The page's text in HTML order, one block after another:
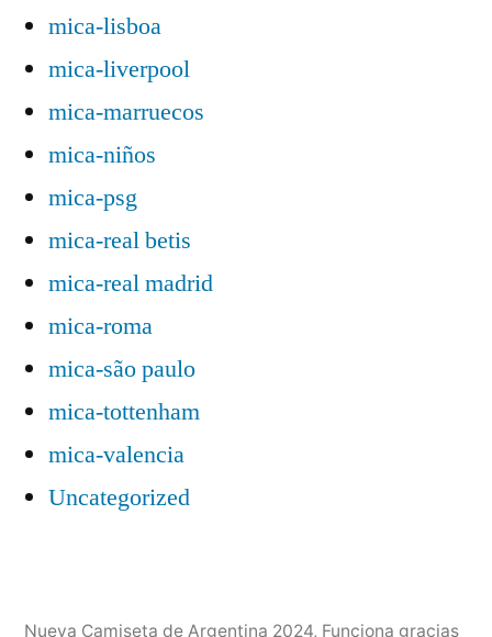
mica-lisboa
mica-liverpool
mica-marruecos
mica-niños
mica-psg
mica-real betis
mica-real madrid
mica-roma
mica-são paulo
mica-tottenham
mica-valencia
Uncategorized
Nueva Camiseta de Argentina 2024, Funciona gracias